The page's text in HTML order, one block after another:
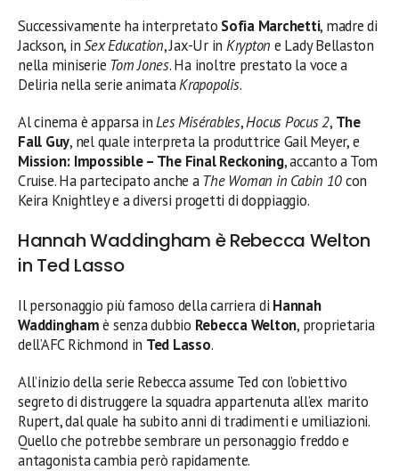
Successivamente ha interpretato Sofia Marchetti, madre di
Jackson, inSex Education, Jax-Ur in Krypton e Lady Bellaston
nella miniserie Tom Jones. Ha inoltre prestato la voce a
Deliria nella serie animataKrapopolis.
Al cinema è apparsa inLes Misérables,Hocus Pocus 2, The
Fall Guy, nel quale interpreta la produttrice Gail Meyer, e
Mission: Impossible – The Final Reckoning, accanto a Tom
Cruise. Ha partecipato anche a The Woman in Cabin 10con
Keira Knightley e a diversi progetti di doppiaggio.
Hannah Waddingham è Rebecca Welton
in Ted Lasso
Il personaggio più famoso della carriera di Hannah
Waddinghamè senza dubbio Rebecca Welton, proprietaria
dell’AFC Richmond in Ted Lasso.
All’inizio della serie Rebecca assume Ted con l’obiettivo
segreto di distruggere la squadra appartenuta all’ex marito
Rupert, dal quale ha subito anni di tradimenti e umiliazioni.
Quello che potrebbe sembrare un personaggio freddo e
antagonista cambia però rapidamente.